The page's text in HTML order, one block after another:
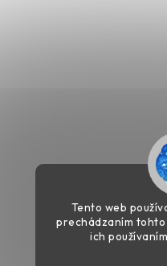
Tento web
prechádzaním tohto
ich